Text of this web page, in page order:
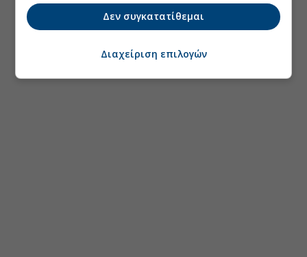
Δεν συγκατατίθεμαι
Διαχείριση επιλογών